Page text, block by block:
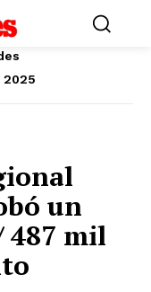
2025
un
487 mil